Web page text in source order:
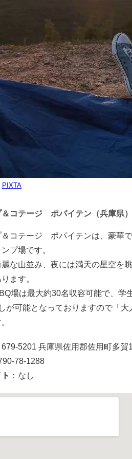
PIXTA
＆コテージ ポパイテン（兵庫県）
＆コテージ ポパイテンは、豪華
プ場です。
な山並み、夜には満天の星空を
ます。
場は最大約30名収容可能で、
が可能となっておりますので「
679-5201 兵庫県佐用郡佐用町多賀
78-1288
：なし